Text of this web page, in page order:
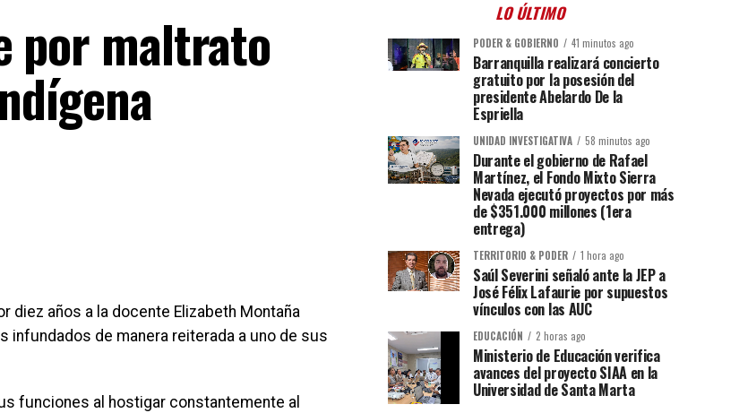
por maltrato
diez años a la docente Elizabeth Montaña
infundados de manera reiterada a uno de sus
funciones al hostigar constantemente al
LO ÚLTIMO
PODER & GOBIERNO 41 minutos ago
Barranquilla realizará concierto
gratuito por la posesión del
presidente Abelardo De la
Espriella
UNIDAD INVESTIGATIVA 58 minutos ago
Durante el gobierno de Rafael
Martínez, el Fondo Mixto Sierra
Nevada ejecutó proyectos por más
de $351.000 millones (1era
entrega)
TERRITORIO & PODER 1 hora ago
Saúl Severini señaló ante la JEP a
José Félix Lafaurie por supuestos
vínculos con las AUC
EDUCACIÓN 2 horas ago
Ministerio de Educación verifica
avances del proyecto SIAA en la
Universidad de Santa Marta